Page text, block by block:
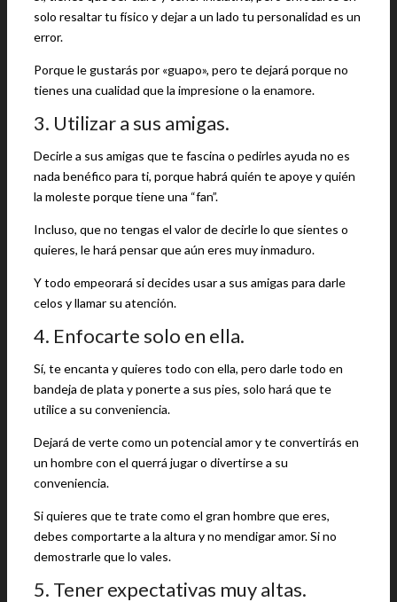
solo resaltar tu físico y dejar a un lado tu personalidad es un
error.
Porque le gustarás por «guapo», pero te dejará porque no
tienes una cualidad que la impresione o la enamore.
3. Utilizar a sus amigas.
Decirle a sus amigas que te fascina o pedirles ayuda no es
nada benéfico para ti, porque habrá quién te apoye y quién
la moleste porque tiene una “fan”.
Incluso, que no tengas el valor de decirle lo que sientes o
quieres, le hará pensar que aún eres muy inmaduro.
Y todo empeorará si decides usar a sus amigas para darle
celos y llamar su atención.
4. Enfocarte solo en ella.
Sí, te encanta y quieres todo con ella, pero darle todo en
bandeja de plata y ponerte a sus pies, solo hará que te
utilice a su conveniencia.
Dejará de verte como un potencial amor y te convertirás en
un hombre con el querrá jugar o divertirse a su
conveniencia.
Si quieres que te trate como el gran hombre que eres,
debes comportarte a la altura y no mendigar amor. Si no
demostrarle que lo vales.
5. Tener expectativas muy altas.